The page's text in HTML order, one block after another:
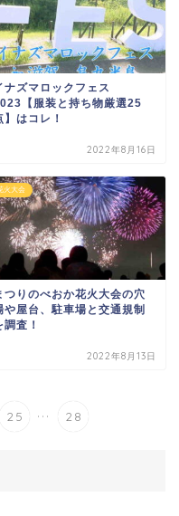
ナズマロックフェス
【服装と持ち物厳選25
】はコレ！
2022年8月16日
火大会
つりのべおか花火大会の穴
や屋台、駐車場と交通規制
調査！
2022年8月13日
25 ... 28